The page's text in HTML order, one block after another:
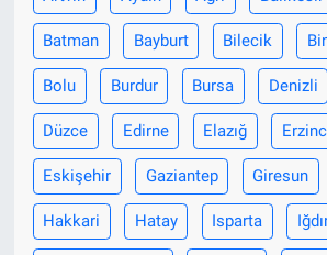
Batman Bayburt Bilecik
Bolu Burdur Bursa Denizli
Düzce Edirne Elazığ
Eskişehir Gaziantep Giresun
Hakkari Hatay Isparta
Nöbetçi Eczaneler